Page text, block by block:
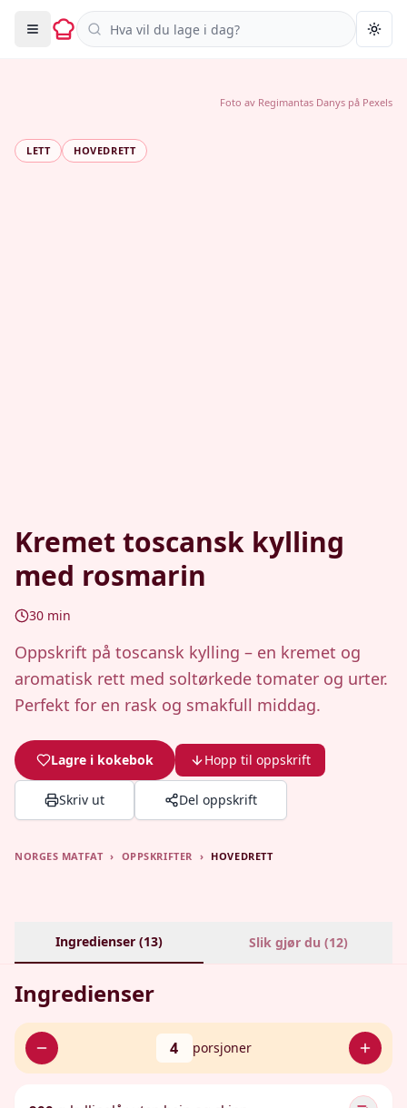
Søk i oppskrifter
LETT HOVEDRETT
Kremet toscansk kylling
med rosmarin
30 min
Oppskrift på toscansk kylling – en kremet og
aromatisk rett med soltørkede tomater og urter.
Perfekt for en rask og smakfull middag.
Lagre i kokebok Hopp til oppskrift
Skriv ut Del oppskrift
Foto av Regimantas Danys på Pexels
NORGES MATFAT › OPPSKRIFTER › HOVEDRETT
Ingredienser (13) Slik gjør du (12)
Ingredienser
4 porsjoner